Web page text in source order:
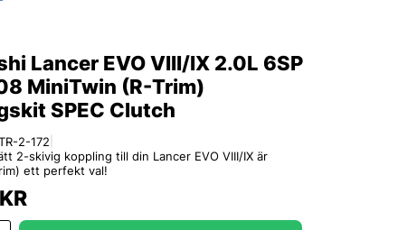
Lancer EVO VIII/IX 2.0L 6SP
MiniTwin (R-Trim)
SPEC Clutch
2-172
2-skivig koppling till din Lancer EVO VIII/IX är
ett perfekt val!
KR